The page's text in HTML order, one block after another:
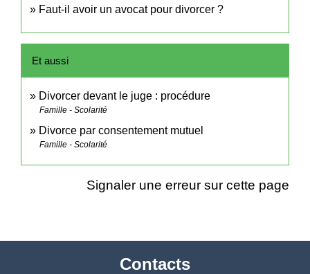
Faut-il avoir un avocat pour divorcer ?
Et aussi
Divorcer devant le juge : procédure
Famille - Scolarité
Divorce par consentement mutuel
Famille - Scolarité
Signaler une erreur sur cette page
Contacts